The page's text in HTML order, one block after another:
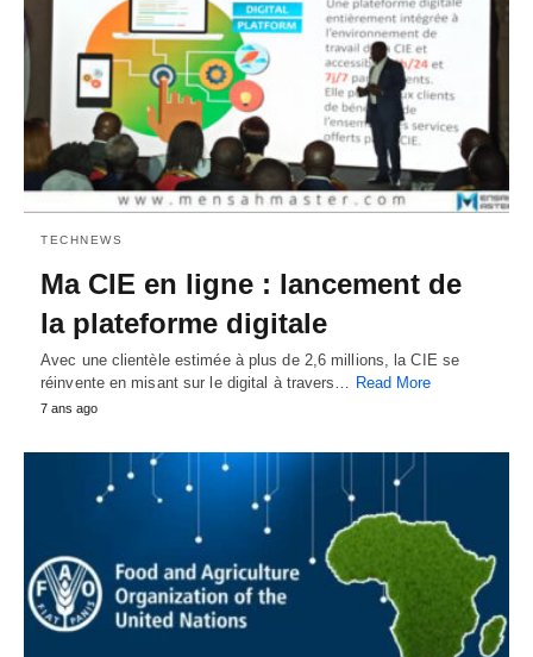
TECHNEWS
Ma CIE en ligne : lancement de
la plateforme digitale
Avec une clientèle estimée à plus de 2,6 millions, la CIE se
réinvente en misant sur le digital à travers…
Read More
7 ans ago